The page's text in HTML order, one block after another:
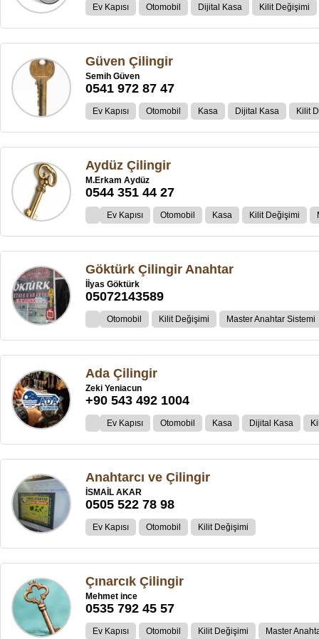
Ev Kapısı Otomobil Dijital Kasa Kilit Değişimi
Güven Çilingir
Semih Güven
0541 972 87 47
Ev Kapısı Otomobil Kasa Dijital Kasa Kilit
Aydüz Çilingir
M.Erkam Aydüz
0544 351 44 27
Ev Kapısı Otomobil Kasa Kilit Değişimi
Göktürk Çilingir Anahtar
İİyas Göktürk
05072143589
Otomobil Kilit Değişimi Master Anahtar Sistemi
Ada Çilingir
Zeki Yeniacun
+90 543 492 1004
Ev Kapısı Otomobil Kasa Dijital Kasa
Anahtarcı ve Çilingir
İSMAİL AKAR
0505 522 78 98
Ev Kapısı Otomobil Kilit Değişimi
Çınarcık Çilingir
Mehmet ince
0535 792 45 57
Ev Kapısı Otomobil Kilit Değişimi Master